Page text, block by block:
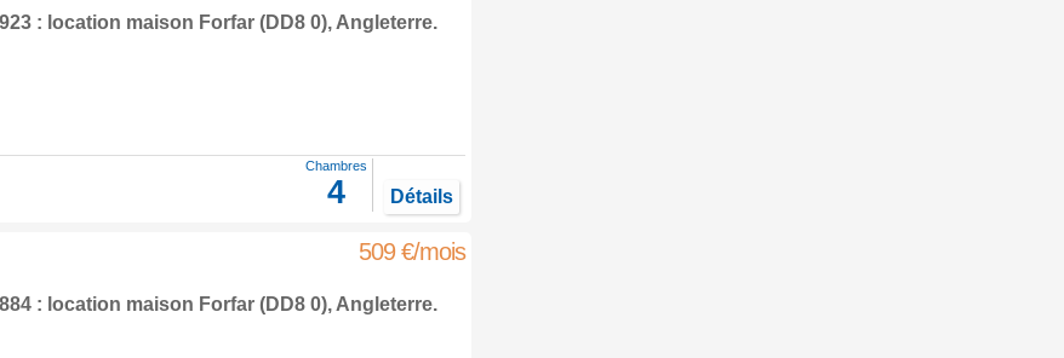
: location maison Forfar(DD8 0), Angleterre.
Chambres
4 Détails
509 €/mois
: location maison Forfar(DD8 0), Angleterre.